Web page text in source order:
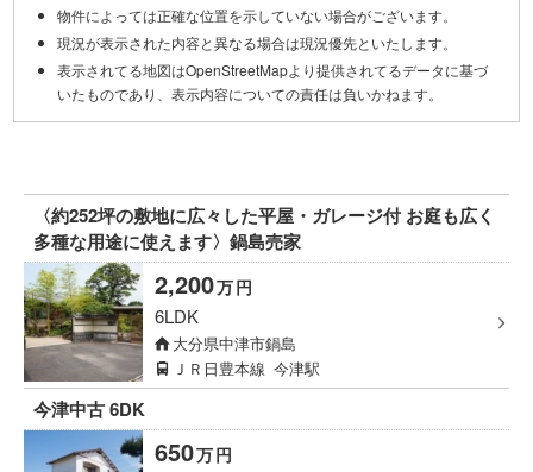
物件によっては正確な位置を示していない場合がございます。
現況が表示された内容と異なる場合は現況優先といたします。
表示されてる地図はOpenStreetMapより提供されてるデータに基づ
いたものであり、表示内容についての責任は負いかねます。
〈約252坪の敷地に広々した平屋・ガレージ付 お庭も広く
多種な用途に使えます〉鍋島売家
2,200万円
6LDK
大分県中津市鍋島
ＪＲ日豊本線 今津駅
今津中古 6DK
650万円